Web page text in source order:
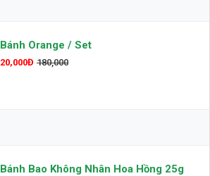
Bánh Orange / Set
20,000Đ 180,000
Bánh Bao Không Nhân Hoa Hồng 25g